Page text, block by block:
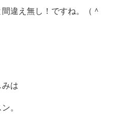
違え無し！ですね。（＾
みは
。